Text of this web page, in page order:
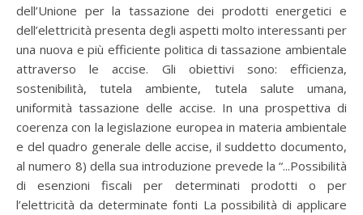
dell’Unione per la tassazione dei prodotti energetici e
dell’elettricità presenta degli aspetti molto interessanti per
una nuova e più efficiente politica di tassazione ambientale
attraverso le accise. Gli obiettivi sono: efficienza,
sostenibilità, tutela ambiente, tutela salute umana,
uniformità tassazione delle accise. In una prospettiva di
coerenza con la legislazione europea in materia ambientale
e del quadro generale delle accise, il suddetto documento,
al numero 8) della sua introduzione prevede la “...Possibilità
di esenzioni fiscali per determinati prodotti o per
l’elettricità da determinate fonti La possibilità di applicare